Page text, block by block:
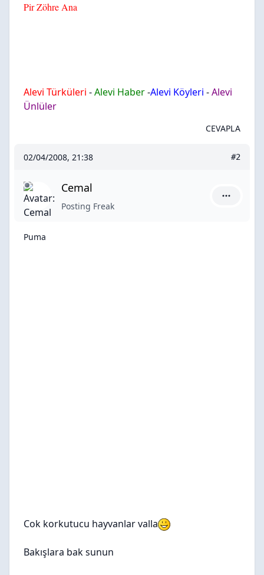
Pir Zöhre Ana
Alevi Türküleri -Alevi Haber-Alevi Köyleri -Alevi
Ünlüler
CEVAPLA
02/04/2008, 21:38 #2
Cemal
Posting Freak
Puma
Cok korkutucu hayvanlar valla
Bakışlara bak sunun